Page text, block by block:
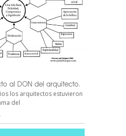
al DON del arquitecto.
los arquitectos estuvieron
del